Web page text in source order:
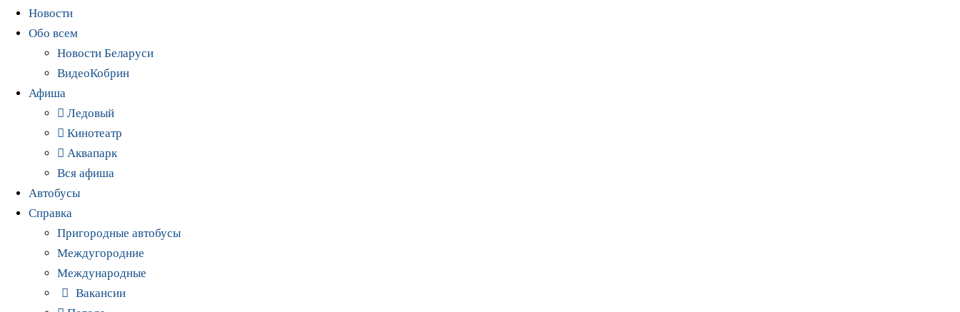
Новости
Обо всем
Новости Беларуси
ВидеоКобрин
Афиша
Ледовый
Кинотеатр
Аквапарк
Вся афиша
Автобусы
Справка
Пригородные автобусы
Междугородние
Международные
Вакансии